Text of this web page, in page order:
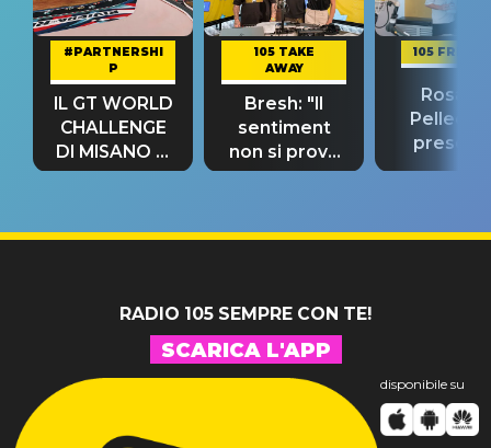
#PARTNERSHI
P
IL GT WORLD
CHALLENGE
DI MISANO si
riconferma
105 TAKE
AWAY
Bresh: "Il
sentiment
non si prova
fino alla notte
105
Rosario
“Così
RADIO 105 SEMPRE CON TE!
SCARICA L'APP
disponibile su